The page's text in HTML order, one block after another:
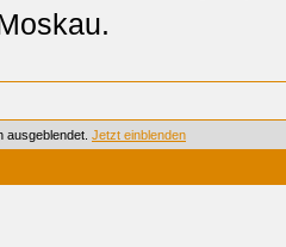
ausgeblendet. Jetzt einblenden